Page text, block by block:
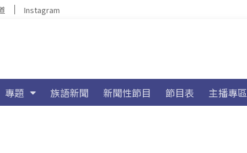
Instagram
專題 族語新聞 新聞性節目 節目表 主播專區